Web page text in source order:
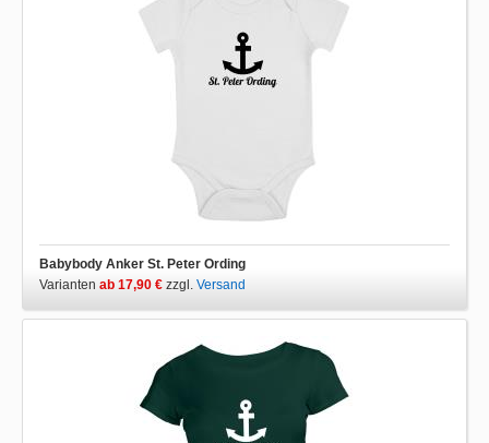
Babybody Anker St. Peter Ording
Varianten ab 17,90 € zzgl. Versand